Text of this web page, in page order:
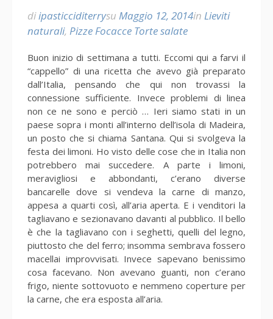
diipasticciditerrysu Maggio 12, 2014in Lieviti
naturali, Pizze Focacce Torte salate
Buon inizio di settimana a tutti. Eccomi qui a farvi il
“cappello” di una ricetta che avevo già preparato
dall’Italia, pensando che qui non trovassi la
connessione sufficiente. Invece problemi di linea
non ce ne sono e perciò … Ieri siamo stati in un
paese sopra i monti all’interno dell’isola di Madeira,
un posto che si chiama Santana. Qui si svolgeva la
festa dei limoni. Ho visto delle cose che in Italia non
potrebbero mai succedere. A parte i limoni,
meravigliosi e abbondanti, c’erano diverse
bancarelle dove si vendeva la carne di manzo,
appesa a quarti così, all’aria aperta. E i venditori la
tagliavano e sezionavano davanti al pubblico. Il bello
è che la tagliavano con i seghetti, quelli del legno,
piuttosto che del ferro; insomma sembrava fossero
macellai improvvisati. Invece sapevano benissimo
cosa facevano. Non avevano guanti, non c’erano
frigo, niente sottovuoto e nemmeno coperture per
la carne, che era esposta all’aria.